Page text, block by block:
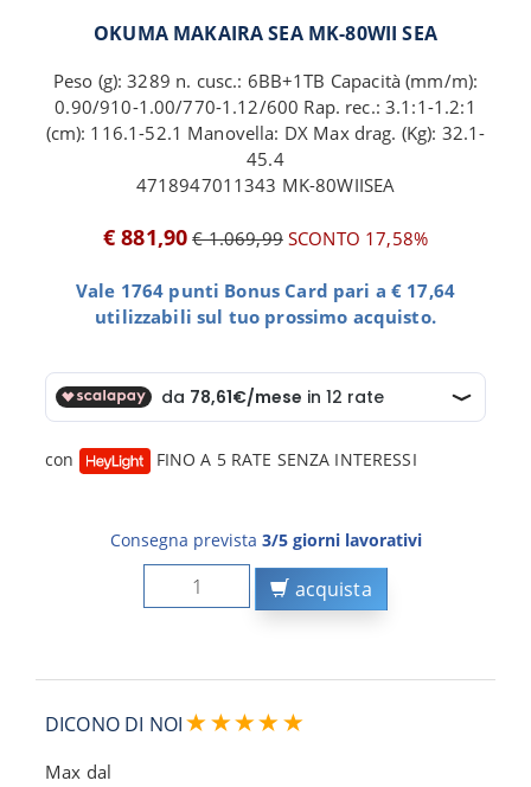
OKUMA MAKAIRA SEA MK-80WII SEA
Peso (g): 3289 n. cusc.: 6BB+1TB Capacità (mm/m):
0.90/910-1.00/770-1.12/600 Rap. rec.: 3.1:1-1.2:1
(cm): 116.1-52.1 Manovella: DX Max drag. (Kg): 32.1-
45.4
4718947011343 MK-80WIISEA
€ 881,90 € 1.069,99SCONTO 17,58%
Vale 1764 punti Bonus Card pari a € 17,64
utilizzabili sul tuo prossimo acquisto.
con FINO A 5 RATE SENZA INTERESSI
Consegna prevista 3/5 giorni lavorativi
acquista
DICONO DI NOI
Max dal